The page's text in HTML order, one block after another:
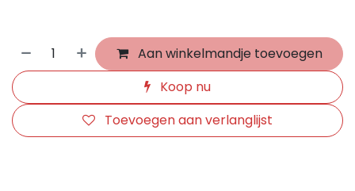
Aan winkelmandje toevoegen
Koop nu
Toevoegen aan verlanglijst